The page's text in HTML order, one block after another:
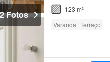
Fotos
123 m²
Varanda Terraço